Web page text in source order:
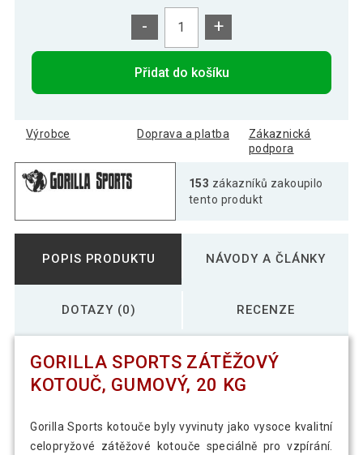
- +
Přidat do košíku
Výrobce Doprava a platba
Zákaznická
podpora
153 zákazníků zakoupilo
tento produkt
POPIS PRODUKTU NÁVODY A ČLÁNKY
DOTAZY (0) RECENZE
GORILLA SPORTS ZÁTĚŽOVÝ
KOTOUČ, GUMOVÝ, 20 KG
Gorilla Sports kotouče byly vyvinuty jako vysoce kvalitní
celopryžové zátěžové kotouče speciálně pro vzpírání.